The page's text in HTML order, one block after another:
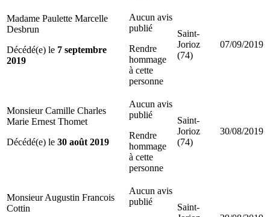
Madame Paulette Marcelle
Desbrun
Décédé(e) le 7 septembre
2019
Aucun avis
publié
Rendre
hommage
à cette
personne
Saint-
Jorioz
(74)
07/09/2019
Monsieur Camille Charles
Marie Ernest Thomet
Décédé(e) le 30 août 2019
Aucun avis
publié
Rendre
hommage
à cette
personne
Saint-
Jorioz
(74)
30/08/2019
Monsieur Augustin Francois
Cottin
Aucun avis
publié
Saint-